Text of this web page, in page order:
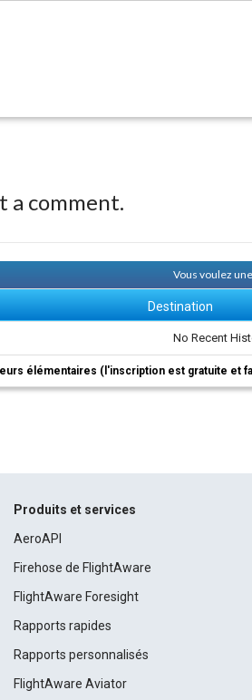
a comment.
Vous voulez
Destination
No Recent
élémentaires (l'inscription est gratuite et
Produits et services
AeroAPI
Firehose de FlightAware
FlightAware Foresight
Rapports rapides
Rapports personnalisés
FlightAware Aviator